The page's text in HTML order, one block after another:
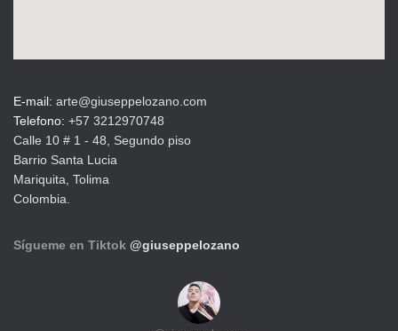
E-mail: arte@giuseppelozano.com
Telefono: +57 3212970748
Calle 10 # 1 - 48, Segundo piso
Barrio Santa Lucia
Mariquita, Tolima
Colombia.
Sígueme en Tiktok @giuseppelozano